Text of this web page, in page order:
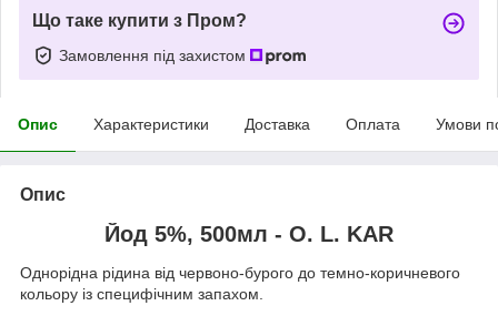
Що таке купити з Пром?
Замовлення під захистом
Опис Характеристики Доставка Оплата Умови
Опис
Йод 5%, 500мл - O. L. KAR
Однорідна рідина від червоно-бурого до темно-коричневого
кольору із специфічним запахом.